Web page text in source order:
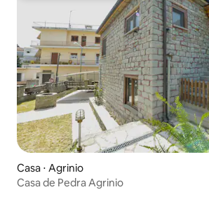
Casa ⋅ Agrinio
Casa de Pedra Agrinio